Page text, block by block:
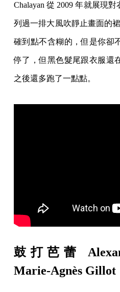
Chalayan 從 2009 年就展現
列過一排大風吹靜止畫面的
確到點不含糊的，但是你卻
停了，但黑色髮尾跟衣服還
之後還多跑了一點點。
鼓打芭蕾
Marie-Agnès Gillot